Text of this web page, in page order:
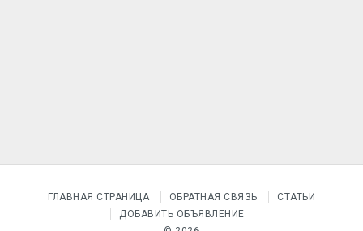
ГЛАВНАЯ СТРАНИЦА ОБРАТНАЯ СВЯЗЬ
СТАТЬИ
ДОБАВИТЬ ОБЪЯВЛЕНИЕ